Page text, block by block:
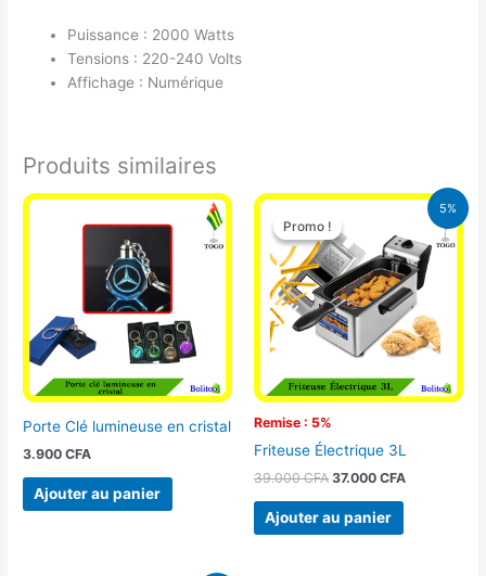
Puissance : 2000 Watts
Tensions : 220-240 Volts
Affichage : Numérique
Produits similaires
Porte Clé lumineuse en cristal
3.900CFA
Ajouter au panier
5%
Promo !
Remise : 5%
Promo !
Friteuse Électrique 3L
39.000CFA
Le
initial
était :
39.000 CFA.
37.000 CFA
Le
prix
actuel
est :
37.000 CFA.
Ajouter au panier